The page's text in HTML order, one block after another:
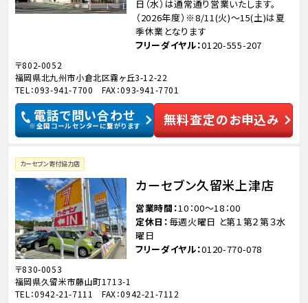
日（水）は通常通り営業いたします。
（2026年度）※8/11(火)～15(土)は夏
季休業となります
フリーダイヤル 0120-555-207
〒802-0052
福岡県北九州市小倉北区霧ヶ丘3-12-22
TEL：093-941-7700 FAX：093-941-7701
電話で問い合わせ
※全国コールセンターに繋がります 無料査定のお申込み
カーセブン寄付協力店
カーセブン久留米上津店
営業時間 10：00～18：00
定休日
毎週火曜日 と第１第２第３水
曜日
フリーダイヤル 0120-770-078
〒830-0053
福岡県久留米市藤山町1713-1
TEL：0942-21-7111 FAX：0942-21-7112